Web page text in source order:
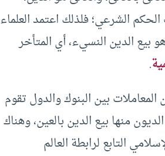
الشرعي؛ فلذلك اعتمد العلماء
بيع الدين النسيء، أي المتأخر
.
بين البنوك والدول تقوم
منها بيع الدين بالعين، وهناك
التابع لرابطة العالم